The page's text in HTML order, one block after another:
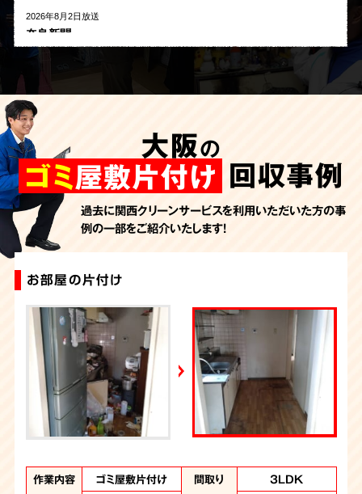
2026年8月2日放送
奈良新聞
2026年8月1日放送
2026年7月27日放送
AbemaTV
2026年7月24日放送
朝日新聞
2026年7月10日放送
季刊「宗教問題」
2026年7月10日放送
東洋経済オンライン
2026年7月7日放送
FRIDAYデジタル
2026年7月6日放送
週刊循環経済新聞（7月6日号）
2026年7月4日放送
YouTube｜好井まさおの怪談を浴びる会
2026年6月28日放送
Yahoo!ニュース
大阪の
ゴミ屋敷片付け 回収事例
過去に関西クリーンサービスを利用いただいた方の事
例の一部をご紹介いたします！
お部屋の片付け
作業内容 ゴミ屋敷片付け 間取り
3LDK
ゴミ屋敷片付け
作業内容 ゴミ屋敷片付け 間取り
3LDK
大量の不用品回収（ゴミ屋敷）
作業内容 ゴミ屋敷片付け 間取り
2DK
ゴミ屋敷片付け
作業内容 ゴミ屋敷片付け 間取り
3LDK
ゴミ屋敷片付け
作業内容 ゴミ屋敷片付け 間取り
1DK
大量の不用品回収（ゴミ屋敷）
作業内容 ゴミ屋敷片付け 間取り
1K
ゴミ屋敷片付け
作業内容 ゴミ屋敷片付け 間取り
1DK
お部屋のお片付け
作業内容 ゴミ屋敷片付け 間取り
3LDK
大量の不用品回収（ゴミ屋敷）
作業内容 ゴミ屋敷片付け 間取り
2DK
汚部屋片付け・ゴミ屋敷清掃（大阪）
作業内容 汚部屋片付け 間取り
1K